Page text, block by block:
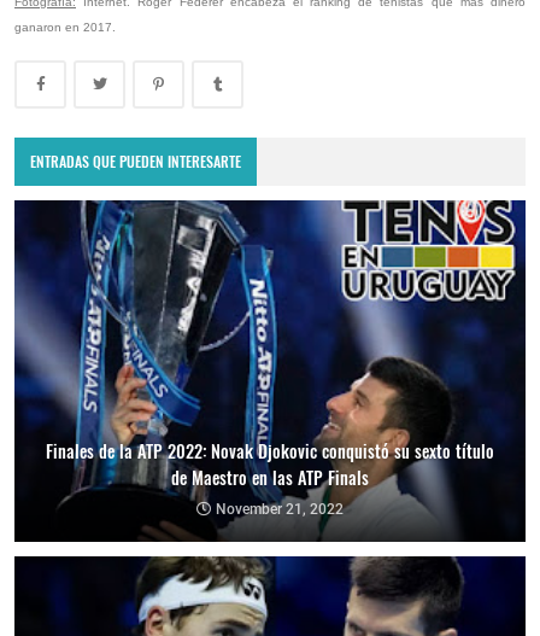
ganaron en 2017.
ENTRADAS QUE PUEDEN INTERESARTE
Finales de la ATP 2022: Novak Djokovic conquistó su sexto título
de Maestro en las ATP Finals
November 21, 2022